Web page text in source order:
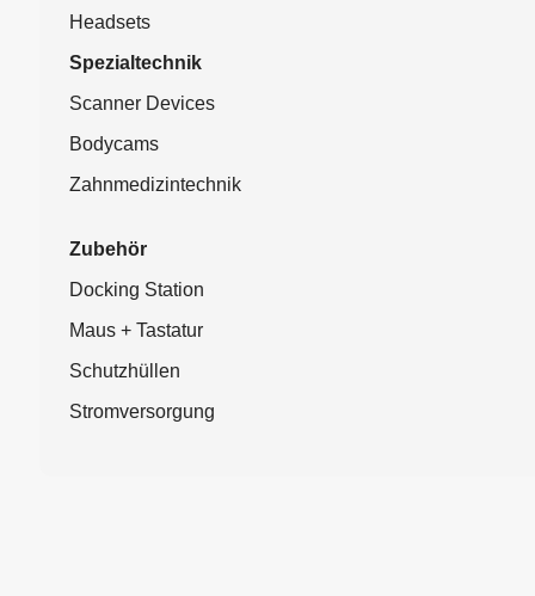
Headsets
Spezialtechnik
Scanner Devices
Bodycams
Zahnmedizintechnik
Zubehör
Docking Station
Maus + Tastatur
Schutzhüllen
Stromversorgung